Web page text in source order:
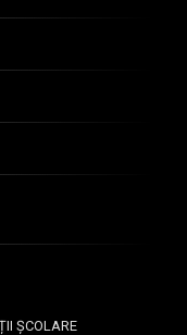
ȘCOLARE